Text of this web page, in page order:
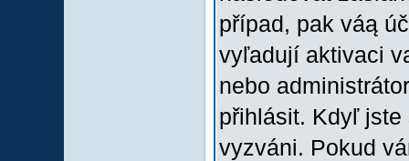
případ, pak váą
vyľadují aktivaci
nebo
přihlásit. Kdyľ
vyzváni. Pokud